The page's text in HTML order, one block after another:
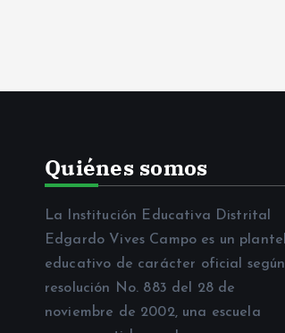
Quiénes somos
La Institución Educativa Distrital
Edgardo Vives Campo es un plantel
educativo de carácter oficial según
resolución No. 883 del 28 de
noviembre de 2002, una escuela